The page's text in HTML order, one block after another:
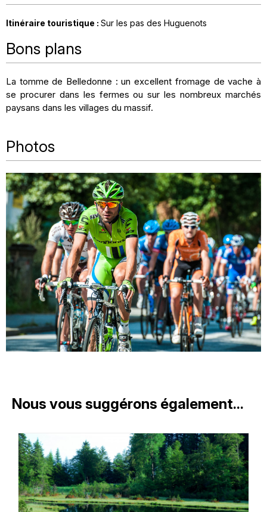
Itinéraire touristique : Sur les pas des Huguenots
Bons plans
La tomme de Belledonne : un excellent fromage de vache à
se procurer dans les fermes ou sur les nombreux marchés
paysans dans les villages du massif.
Photos
Nous vous suggérons également...